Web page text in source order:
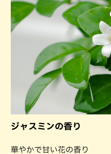
ジャスミンの香り
華やかで甘い花の香り